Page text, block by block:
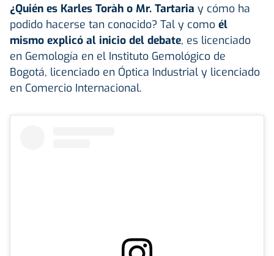
¿Quién es Karles Toràh o Mr. Tartaria y cómo ha
podido hacerse tan conocido? Tal y como él
mismo explicó al inicio del debate, es licenciado
en Gemología en el Instituto Gemológico de
Bogotá, licenciado en Óptica Industrial y licenciado
en Comercio Internacional.